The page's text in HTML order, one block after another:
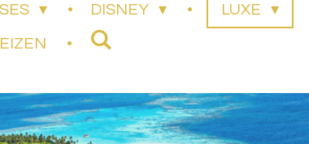
DISNEY LUXE